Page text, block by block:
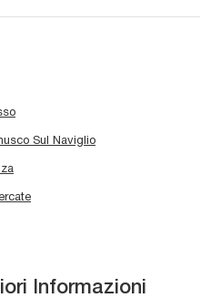
Sul Naviglio
Informazioni